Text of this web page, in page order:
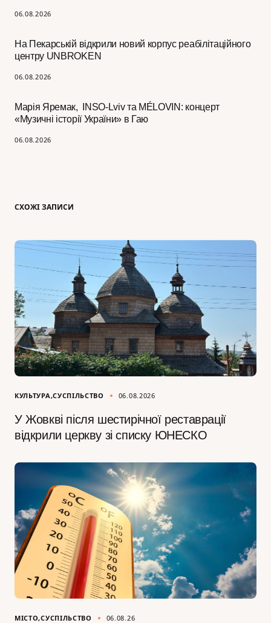
06.08.2026
На Пекарській відкрили новий корпус реабілітаційного
центру UNBROKEN
06.08.2026
Марія Яремак, INSO-Lviv та MÉLOVIN: концерт
«Музичні історії України» в Гаю
06.08.2026
СХОЖІ ЗАПИСИ
КУЛЬТУРА СУСПІЛЬСТВО 06.08.2026
У Жовкві після шестирічної реставрації
відкрили церкву зі списку ЮНЕСКО
МІСТО СУСПІЛЬСТВО 06.08.26